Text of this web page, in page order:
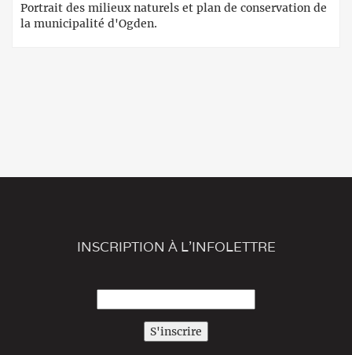
Portrait des milieux naturels et plan de conservation de
la municipalité d'Ogden.
INSCRIPTION À L'INFOLETTRE
S'inscrire